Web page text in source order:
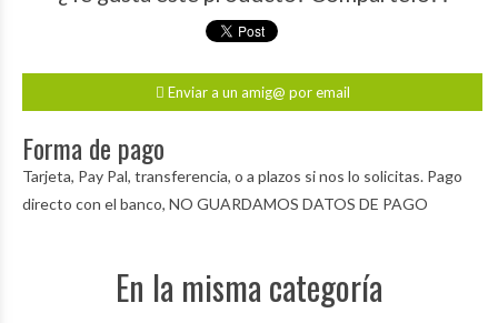
Enviar a un amig@ por email
Forma de pago
Tarjeta, Pay Pal, transferencia, o a plazos si nos lo solicitas. Pago
directo con el banco, NO GUARDAMOS DATOS DE PAGO
En la misma categoría